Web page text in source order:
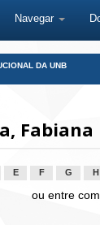
Navegar
DA UNB
Fabiana
E F G H
ou entre